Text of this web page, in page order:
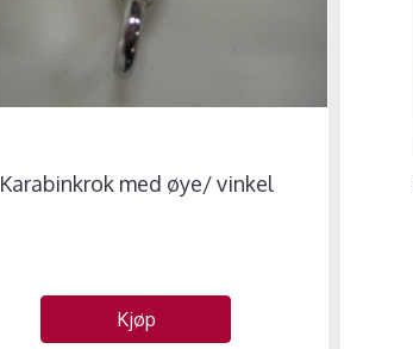
Karabinkrok med øye/ vinkel
Kjøp